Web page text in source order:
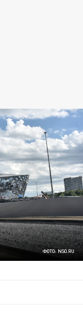
ФОТО: NSO.RU